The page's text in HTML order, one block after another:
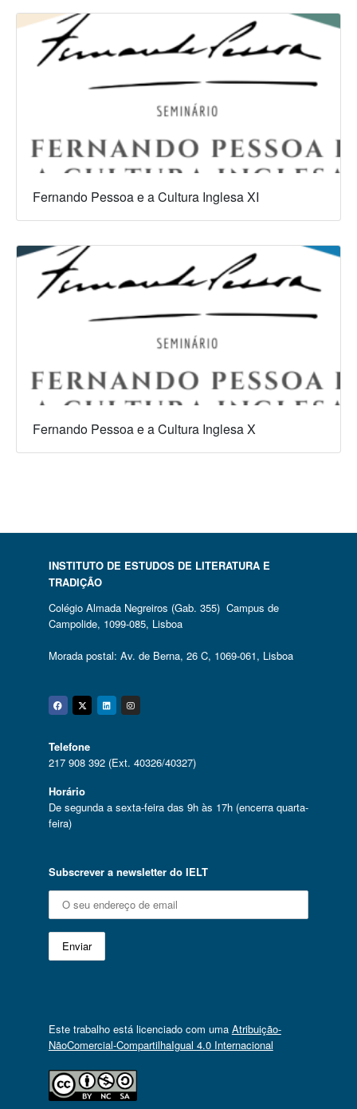
Fernando Pessoa e a Cultura Inglesa XI
Fernando Pessoa e a Cultura Inglesa X
INSTITUTO DE ESTUDOS DE LITERATURA E
TRADIÇÃO
Colégio Almada Negreiros (Gab. 355) Campus de
Campolide, 1099-085, Lisboa
Morada postal: Av. de Berna, 26 C, 1069-061, Lisboa
Facebook
Twitter
Linkedin
Instagram
Telefone
217 908 392 (Ext. 40326/40327)
Horário
De segunda a sexta-feira das 9h às 17h (encerra quarta-
feira)
Subscrever a newsletter do IELT
Este trabalho está licenciado com uma Atribuição-
NãoComercial-CompartilhaIgual 4.0 Internacional